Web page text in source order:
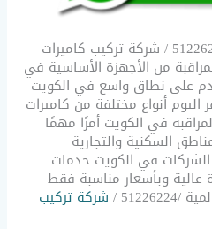
كاميرات مراقبة السالمية /51226224 / شركة تركيب كاميرات
من الأجهزة الأساسية في
على نطاق واسع في الكويت
اليوم أنواع مختلفة من كاميرات
في الكويت أمرًا مهمًا
السكنية والتجارية
الشركات في الكويت خدمات
عالية وبأسعار مناسبة فقط
/ شركة تركيب